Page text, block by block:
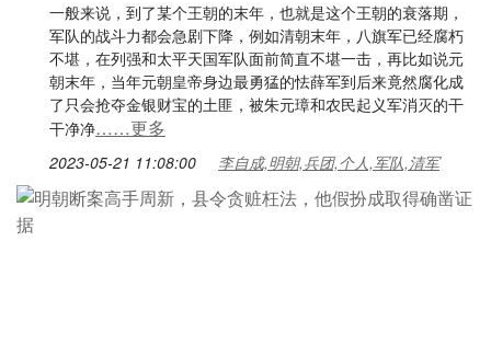
一般来说，到了某个王朝的末年，也就是这个王朝的衰落期，
军队的战斗力都会急剧下降，例如清朝末年，八旗军已经腐朽
不堪，在列强和太平天国军队面前简直不堪一击，再比如说元
朝末年，当年元朝皇帝身边最勇猛的怯薛军到后来竟然腐化成
了只会抢夺金银财宝的土匪，被朱元璋和农民起义军消灭的干
干净净……更多
2023-05-21 11:08:00 李自成,明朝,兵团,个人,军队,清军